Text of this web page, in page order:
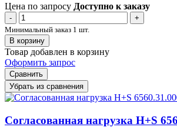
Цена по запросу Доступно к заказу
-
+
Минимальный заказ 1 шт.
В корзину
Товар добавлен в корзину
Оформить запрос
Сравнить
Убрать из сравнения
Согласованная нагрузка H+S